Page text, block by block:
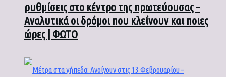
ρυθμίσεις στο κέντρο της πρωτεύουσας –
Αναλυτικά οι δρόμοι που κλείνουν και ποιες
ώρες | ΦΩΤΟ